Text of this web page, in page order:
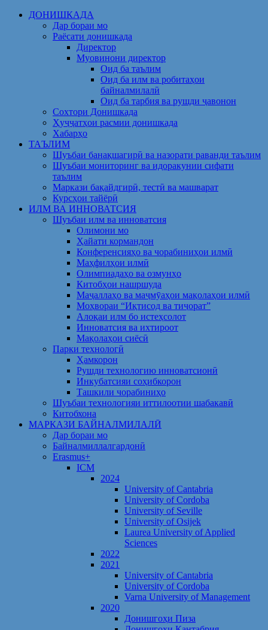
Skip
ДОНИШКАДА
Дар бораи мо
Раёсати донишкада
Директор
Муовинони директор
Оид ба таълим
Оид ба илм ва робитаҳои
байналмилалӣ
Оид ба тарбия ва рушди ҷавонон
Сохтори Донишкада
Ҳуҷҷатҳои расмии донишкада
Хабарҳо
ТАЪЛИМ
Шуъбаи банақшагирӣ ва назорати раванди таълим
Шуъбаи мониторинг ва идоракунии сифати
таълим
Маркази бақайдгирӣ, тестӣ ва машварат
Курсҳои тайёрӣ
ИЛМ ВА ИННОВАТСИЯ
Шуъбаи илм ва инноватсия
Олимони мо
Ҳайати кормандон
Конференсияҳо ва чорабиниҳои илмӣ
Маҳфилҳои илмӣ
Олимпиадаҳо ва озмунҳо
Китобҳои нашршуда
Маҷаллаҳо ва маҷмӯаҳои мақолаҳои илмӣ
Моҳвораи “Иқтисод ва тиҷорат”
Алоқаи илм бо истеҳсолот
Инноватсия ва ихтироот
Мақолаҳои сиёсӣ
Парки технологӣ
Ҳамкорон
Рушди технологию инноватсионӣ
Инкубатсияи соҳибкорон
Ташкили чорабиниҳо
Шуъбаи технологияи иттилоотии шабакавӣ
Китобхона
МАРКАЗИ БАЙНАЛМИЛАЛӢ
Дар бораи мо
Байналмиллалгардонӣ
Erasmus+
ICM
2024
University of Cantabria
University of Cordoba
University of Seville
University of Osijek
Laurea University of Applied
Sciences
2022
2021
University of Cantabria
University of Cordoba
Varna University of Management
2020
Донишгоҳи Пиза